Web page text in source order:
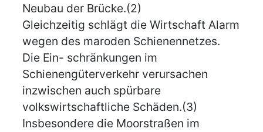
Neubau der Brücke.(2)
Gleichzeitig schlägt die Wirtschaft Alarm
wegen des maroden Schienennetzes.
Die Ein- schränkungen im
Schienengüterverkehr verursachen
inzwischen auch spürbare
volkswirtschaftliche Schäden.(3)
Insbesondere die Moorstraßen im